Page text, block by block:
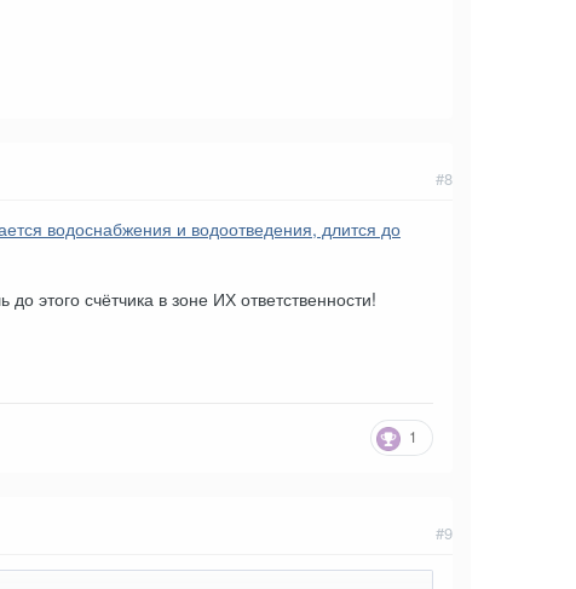
#8
водоснабжения и водоотведения, длится до
этого счётчика в зоне ИХ ответственности!
1
#9